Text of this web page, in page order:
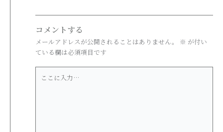
コメントする
メールアドレスが公開されることはありません。 ※ が付い
ている欄は必須項目です